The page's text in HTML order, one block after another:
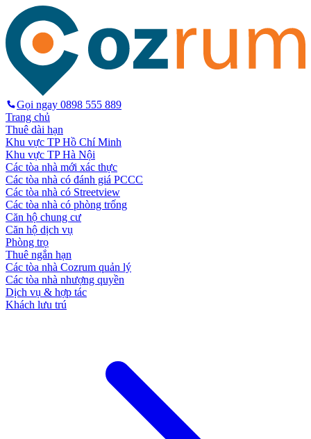
Gọi ngay 0898 555 889
Trang chủ
Thuê dài hạn
Khu vực TP Hồ Chí Minh
Khu vực TP Hà Nội
Các tòa nhà mới xác thực
Các tòa nhà có đánh giá PCCC
Các tòa nhà có Streetview
Các tòa nhà có phòng trống
Căn hộ chung cư
Căn hộ dịch vụ
Phòng trọ
Thuê ngắn hạn
Các tòa nhà Cozrum quản lý
Các tòa nhà nhượng quyền
Dịch vụ & hợp tác
Khách lưu trú